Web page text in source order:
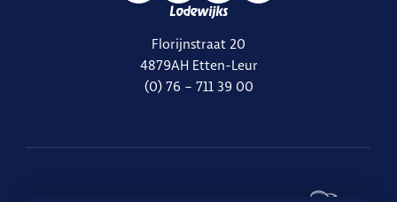
Lodewijks
Florijnstraat 20
4879AH Etten-Leur
(0) 76 – 711 39 00